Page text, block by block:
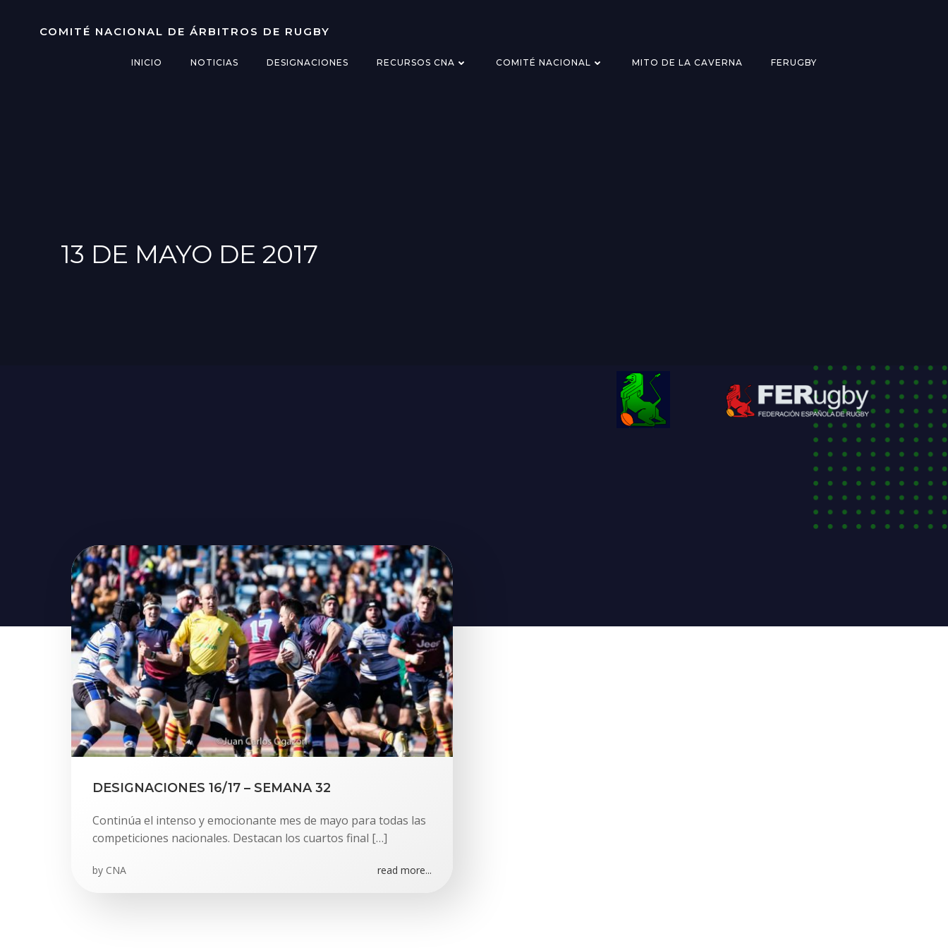
COMITÉ NACIONAL DE ÁRBITROS DE RUGBY
INICIO NOTICIAS DESIGNACIONES RECURSOS CNA COMITÉ NACIONAL MITO DE LA CAVERNA FERUGBY
13 DE MAYO DE 2017
DESIGNACIONES 16/17 – SEMANA 32
Continúa el intenso y emocionante mes de mayo para todas las
competiciones nacionales. Destacan los cuartos final […]
by CNA read more...